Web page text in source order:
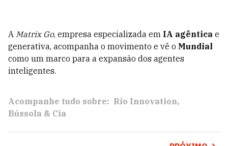
A Matrix Go, empresa especializada em IA agêntica e
generativa, acompanha o movimento e vê o Mundial
como um marco para a expansão dos agentes
inteligentes.
Acompanhe tudo sobre: Rio Innovation
Bússola & Cia